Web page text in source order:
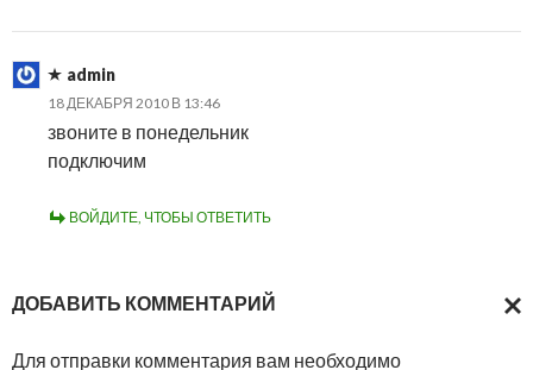
admin
18 ДЕКАБРЯ 2010 В 13:46
звоните в понедельник
подключим
ВОЙДИТЕ, ЧТОБЫ ОТВЕТИТЬ
ДОБАВИТЬ КОММЕНТАРИЙ
Для отправки комментария вам необходимо